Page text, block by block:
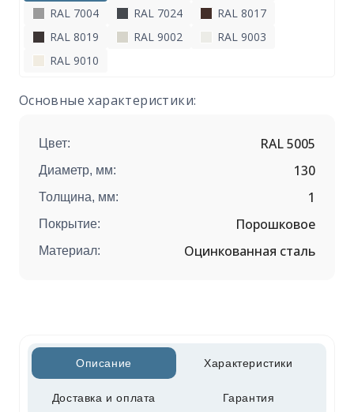
RAL 7004
RAL 7024
RAL 8017
RAL 8019
RAL 9002
RAL 9003
RAL 9010
Основные характеристики:
Цвет: RAL 5005
Диаметр, мм: 130
Толщина, мм: 1
Покрытие: Порошковое
Материал: Оцинкованная сталь
Описание Характеристики
Доставка и оплата Гарантия